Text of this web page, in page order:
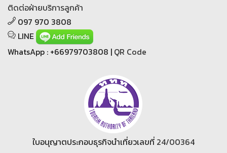
ติดต่อฝ่ายบริการลูกค้า
097 970 3808
LINE
WhatsApp : +66979703808 | QR Code
ใบอนุญาตประกอบธุรกิจนำเที่ยวเลขที่ 24/00364